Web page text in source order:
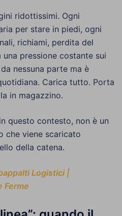
ridottissimi. Ogni
per stare in piedi, ogni
richiami, perdita del
pressione costante sui
nessuna parte ma è
Carica tutto. Porta
in magazzino.
questo contesto, non è un
che viene scaricato
della catena.
Logistici |
Ferme